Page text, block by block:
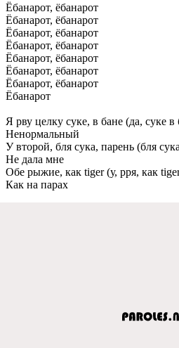
Ёбанарот, ёбанарот
Ёбанарот, ёбанарот
Ёбанарот, ёбанарот
Ёбанарот, ёбанарот
Ёбанарот, ёбанарот
Ёбанарот, ёбанарот
Ёбанарот, ёбанарот
Ёбанарот
Я рву целку суке, в бане (да, суке в
Ненормальный
У второй, бля сука, парень (бля
Не дала мне
Обе рыжие, как tiger (у, рря, как
Как на парах